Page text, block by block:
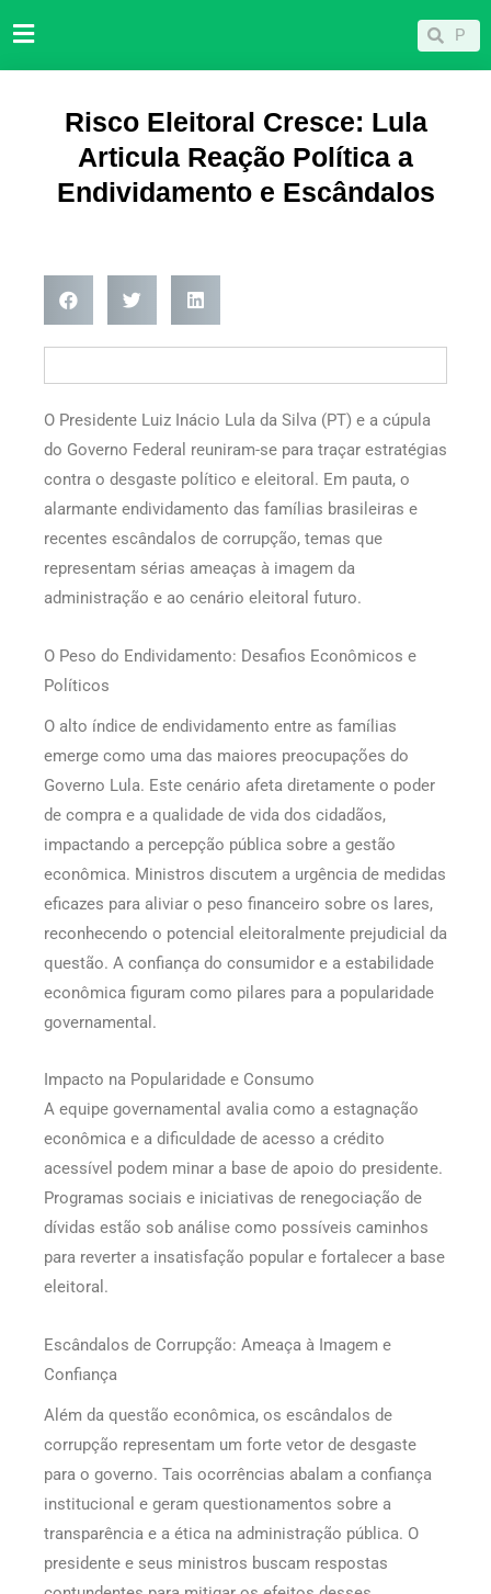
para
Pesquisar
Risco Eleitoral Cresce: Lula
Articula Reação Política a
Endividamento e Escândalos
O Presidente Luiz Inácio Lula da Silva (PT) e a cúpula
do Governo Federal reuniram-se para traçar estratégias
contra o desgaste político e eleitoral. Em pauta, o
alarmante endividamento das famílias brasileiras e
recentes escândalos de corrupção, temas que
representam sérias ameaças à imagem da
administração e ao cenário eleitoral futuro.
O Peso do Endividamento: Desafios Econômicos e
Políticos
O alto índice de endividamento entre as famílias
emerge como uma das maiores preocupações do
Governo Lula. Este cenário afeta diretamente o poder
de compra e a qualidade de vida dos cidadãos,
impactando a percepção pública sobre a gestão
econômica. Ministros discutem a urgência de medidas
eficazes para aliviar o peso financeiro sobre os lares,
reconhecendo o potencial eleitoralmente prejudicial da
questão. A confiança do consumidor e a estabilidade
econômica figuram como pilares para a popularidade
governamental.
Impacto na Popularidade e Consumo
A equipe governamental avalia como a estagnação
econômica e a dificuldade de acesso a crédito
acessível podem minar a base de apoio do presidente.
Programas sociais e iniciativas de renegociação de
dívidas estão sob análise como possíveis caminhos
para reverter a insatisfação popular e fortalecer a base
eleitoral.
Escândalos de Corrupção: Ameaça à Imagem e
Confiança
Além da questão econômica, os escândalos de
corrupção representam um forte vetor de desgaste
para o governo. Tais ocorrências abalam a confiança
institucional e geram questionamentos sobre a
transparência e a ética na administração pública. O
presidente e seus ministros buscam respostas